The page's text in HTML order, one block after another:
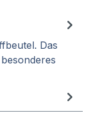
Das